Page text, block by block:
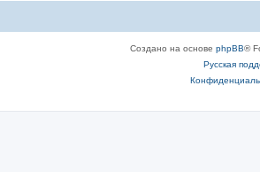
Создано на основе phpBB®
Русская